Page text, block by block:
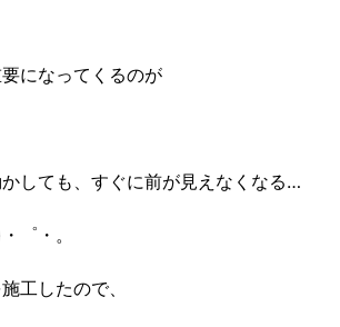
になってくるのが
しても、すぐに前が見えなくなる…
゜・。
工したので、